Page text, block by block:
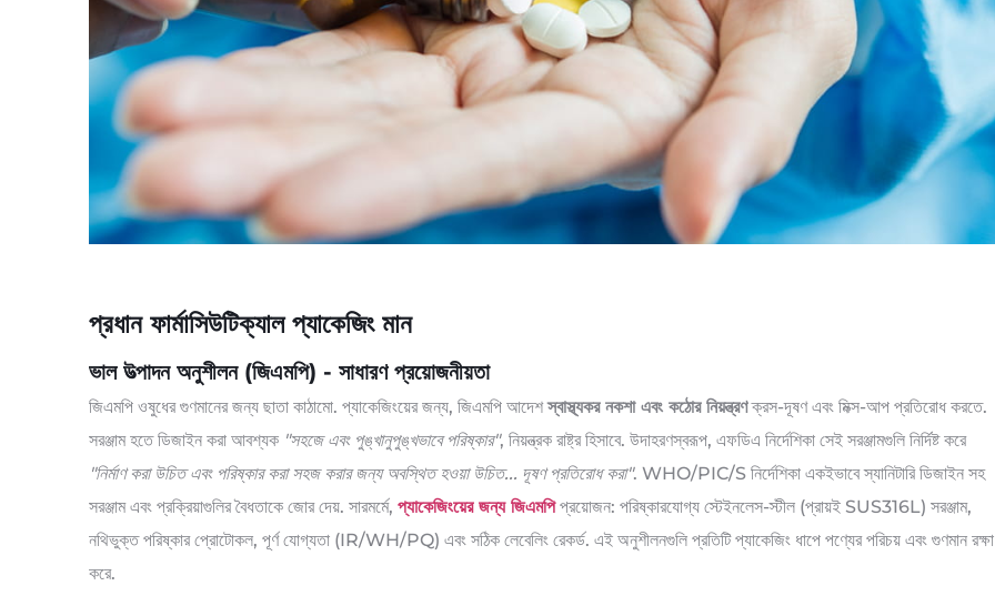
প্রধান ফার্মাসিউটিক্যাল প্যাকেজিং মান
ভাল উত্পাদন অনুশীলন (জিএমপি) - সাধারণ প্রয়োজনীয়তা
জিএমপি ওষুধের গুণমানের জন্য ছাতা কাঠামো. প্যাকেজিংয়ের জন্য, জিএমপি আদেশস্বাস্থ্যকর নকশা এবং কঠোর নিয়ন্ত্রণক্রস-দূষণ এবং মিক্স-আপ প্রতিরোধ করতে.
সরঞ্জাম হতে ডিজাইন করা আবশ্যক "সহজে এবং পুঙ্খানুপুঙ্খভাবে পরিষ্কার", নিয়ন্ত্রক রাষ্ট্র হিসাবে. উদাহরণস্বরূপ, এফডিএ নির্দেশিকা সেই সরঞ্জামগুলি নির্দিষ্ট করে
"নির্মাণ করা উচিত এবং পরিষ্কার করা সহজ করার জন্য অবস্থিত হওয়া উচিত... দূষণ প্রতিরোধ করা". WHO/PIC/S নির্দেশিকা একইভাবে স্যানিটারি ডিজাইন সহ
সরঞ্জাম এবং প্রক্রিয়াগুলির বৈধতাকে জোর দেয়. সারমর্মে, প্যাকেজিংয়ের জন্য জিএমপিপ্রয়োজন: পরিষ্কারযোগ্য স্টেইনলেস-স্টীল (প্রায়ই SUS316L) সরঞ্জাম,
নথিভুক্ত পরিষ্কার প্রোটোকল, পূর্ণ যোগ্যতা (IR/WH/PQ) এবং সঠিক লেবেলিং রেকর্ড. এই অনুশীলনগুলি প্রতিটি প্যাকেজিং ধাপে পণ্যের পরিচয় এবং গুণমান রক্ষা
করে.